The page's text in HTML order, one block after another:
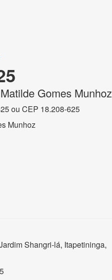
Gomes Munhoz
ou CEP 18.208-625
Munhoz
Shangri-lá, Itapetininga,